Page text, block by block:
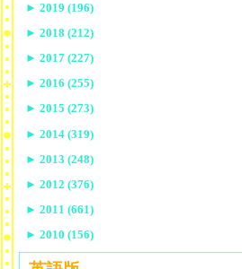
► 2019 (196)
► 2018 (212)
► 2017 (227)
► 2016 (255)
► 2015 (273)
► 2014 (319)
► 2013 (248)
► 2012 (376)
► 2011 (661)
► 2010 (156)